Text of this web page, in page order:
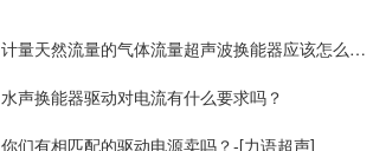
计量天然流量的气体流量超声波换能器应该怎么
水声换能器驱动对电流有什么要求吗？
你们有相匹配的驱动电源卖吗？-[力语超声]